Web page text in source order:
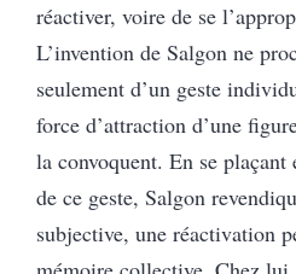
réactiver, voire de se
L’invention de Salgon ne
seulement d’un geste
force d’attraction d’une
la convoquent. En se
de ce geste, Salgon
subjective, une réactivation